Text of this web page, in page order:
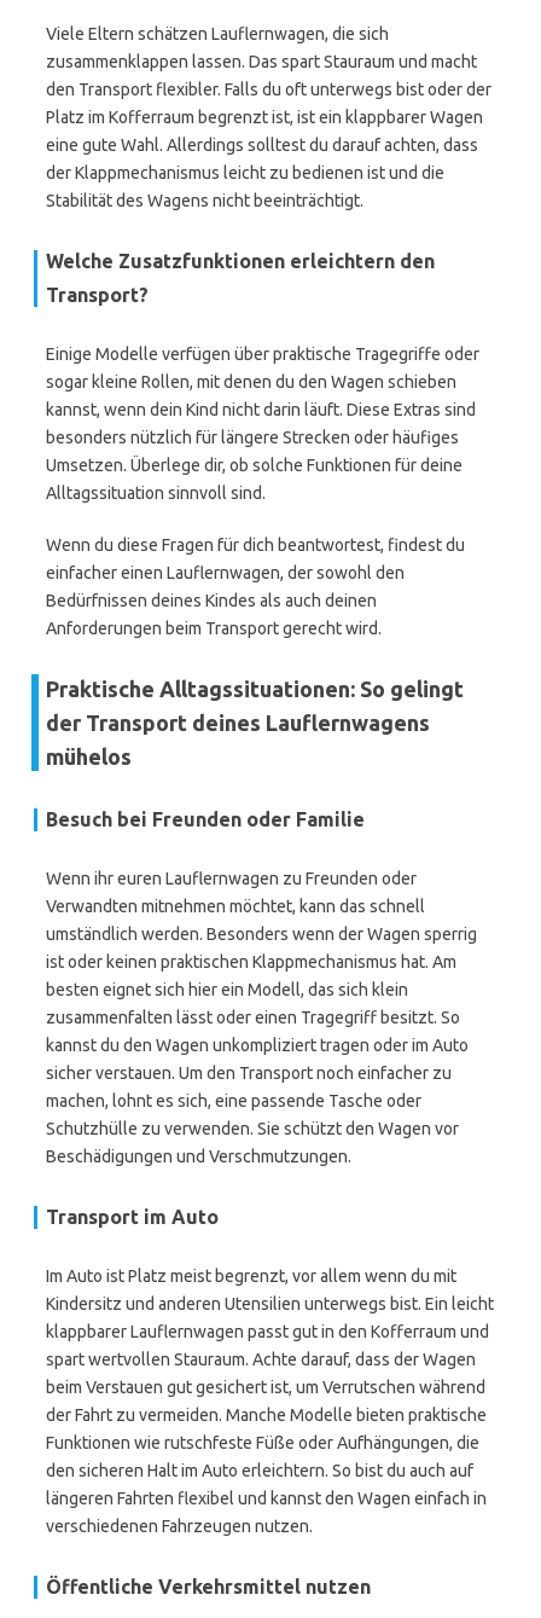
Viele Eltern schätzen Lauflernwagen, die sich
zusammenklappen lassen. Das spart Stauraum und macht
den Transport flexibler. Falls du oft unterwegs bist oder der
Platz im Kofferraum begrenzt ist, ist ein klappbarer Wagen
eine gute Wahl. Allerdings solltest du darauf achten, dass
der Klappmechanismus leicht zu bedienen ist und die
Stabilität des Wagens nicht beeinträchtigt.
Welche Zusatzfunktionen erleichtern den
Transport?
Einige Modelle verfügen über praktische Tragegriffe oder
sogar kleine Rollen, mit denen du den Wagen schieben
kannst, wenn dein Kind nicht darin läuft. Diese Extras sind
besonders nützlich für längere Strecken oder häufiges
Umsetzen. Überlege dir, ob solche Funktionen für deine
Alltagssituation sinnvoll sind.
Wenn du diese Fragen für dich beantwortest, findest du
einfacher einen Lauflernwagen, der sowohl den
Bedürfnissen deines Kindes als auch deinen
Anforderungen beim Transport gerecht wird.
Praktische Alltagssituationen: So gelingt
der Transport deines Lauflernwagens
mühelos
Besuch bei Freunden oder Familie
Wenn ihr euren Lauflernwagen zu Freunden oder
Verwandten mitnehmen möchtet, kann das schnell
umständlich werden. Besonders wenn der Wagen sperrig
ist oder keinen praktischen Klappmechanismus hat. Am
besten eignet sich hier ein Modell, das sich klein
zusammenfalten lässt oder einen Tragegriff besitzt. So
kannst du den Wagen unkompliziert tragen oder im Auto
sicher verstauen. Um den Transport noch einfacher zu
machen, lohnt es sich, eine passende Tasche oder
Schutzhülle zu verwenden. Sie schützt den Wagen vor
Beschädigungen und Verschmutzungen.
Transport im Auto
Im Auto ist Platz meist begrenzt, vor allem wenn du mit
Kindersitz und anderen Utensilien unterwegs bist. Ein leicht
klappbarer Lauflernwagen passt gut in den Kofferraum und
spart wertvollen Stauraum. Achte darauf, dass der Wagen
beim Verstauen gut gesichert ist, um Verrutschen während
der Fahrt zu vermeiden. Manche Modelle bieten praktische
Funktionen wie rutschfeste Füße oder Aufhängungen, die
den sicheren Halt im Auto erleichtern. So bist du auch auf
längeren Fahrten flexibel und kannst den Wagen einfach in
verschiedenen Fahrzeugen nutzen.
Öffentliche Verkehrsmittel nutzen